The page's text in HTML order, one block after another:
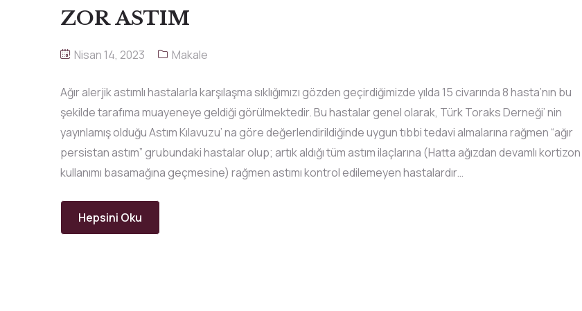
ZOR ASTIM
Nisan 14, 2023 Makale
Ağır alerjik astımlı hastalarla karşılaşma sıklığımızı gözden geçirdiğimizde yılda 15 civarında 8 hasta’nın bu
şekilde tarafıma muayeneye geldiği görülmektedir. Bu hastalar genel olarak, Türk Toraks Derneği’ nin
yayınlamış olduğu Astım Kılavuzu’ na göre değerlendirildiğinde uygun tıbbi tedavi almalarına rağmen “ağır
persistan astım” grubundaki hastalar olup; artık aldığı tüm astım ilaçlarına (Hatta ağızdan devamlı kortizon
kullanımı basamağına geçmesine) rağmen astımı kontrol edilemeyen hastalardır…
Hepsini Oku